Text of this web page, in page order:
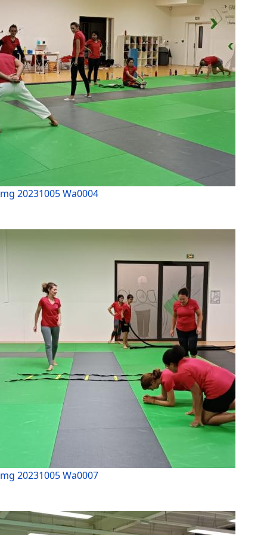
20231005 Wa0004
20231005 Wa0007